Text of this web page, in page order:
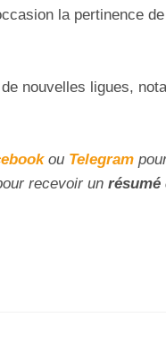
la pertinence
nouvelles ligues,
ou Telegram
recevoir un résumé